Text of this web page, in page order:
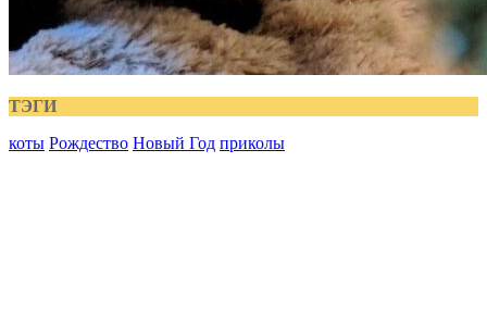
ТЭГИ
коты Рождество Новый Год приколы